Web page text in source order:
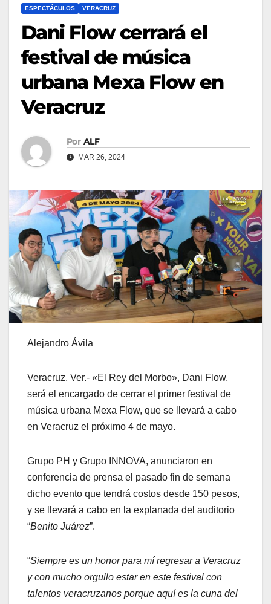
ESPECTÁCULOS VERACRUZ
Dani Flow cerrará el
festival de música
urbana Mexa Flow en
Veracruz
Por ALF
MAR 26, 2024
Alejandro Ávila
Veracruz, Ver.- «El Rey del Morbo», Dani Flow,
será el encargado de cerrar el primer festival de
música urbana Mexa Flow, que se llevará a cabo
en Veracruz el próximo 4 de mayo.
Grupo PH y Grupo INNOVA, anunciaron en
conferencia de prensa el pasado fin de semana
dicho evento que tendrá costos desde 150 pesos,
y se llevará a cabo en la explanada del auditorio
“Benito Juárez”.
“Siempre es un honor para mí regresar a Veracruz
y con mucho orgullo estar en este festival con
talentos veracruzanos porque aquí es la cuna del